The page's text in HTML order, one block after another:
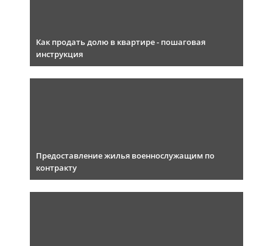
Как продать долю в квартире - пошаговая
инструкция
Предоставление жилья военнослужащим по
контракту